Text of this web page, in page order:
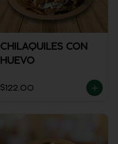
CHILAQUILES CON
HUEVO
$122.00